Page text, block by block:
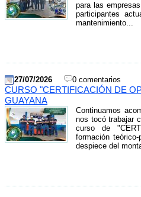
para las
participantes
mantenimiento...
27/07/2026 0 comentarios
CURSO "CERTIFICACIÓN DE
GUAYANA
Continuamos
nos tocó trabajar
curso de
formación
despiece del